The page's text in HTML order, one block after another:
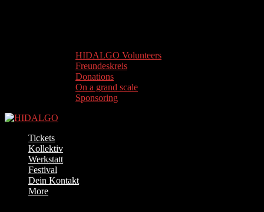
HIDALGO Volunteers
Freundeskreis
Donations
On a grand scale
Sponsoring
Tickets
Kollektiv
Werkstatt
Festival
Dein Kontakt
More